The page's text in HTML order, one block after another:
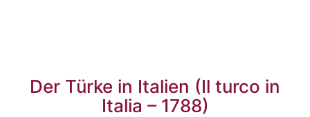
Der Türke in Italien (Il turco in
Italia – 1788)